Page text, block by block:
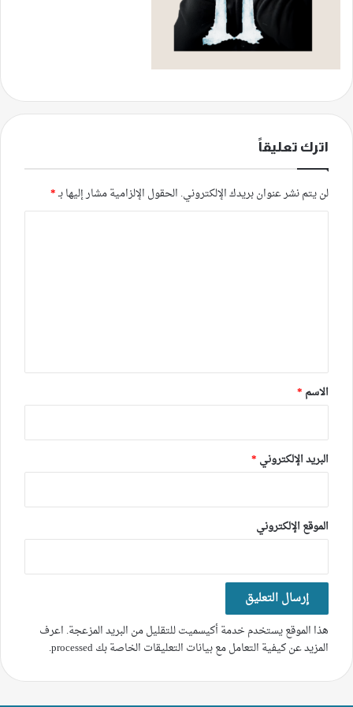
اترك تعليقاً
لن يتم نشر عنوان بريدك الإلكتروني. الحقول الإلزامية مشار إليها بـ*
*
الاسم *
البريد الإلكتروني *
الموقع الإلكتروني
هذا الموقع يستخدم خدمة أكيسميت للتقليل من البريد المزعجة. اعرف
المزيد عن كيفية التعامل مع بيانات التعليقات الخاصة بك processed
.